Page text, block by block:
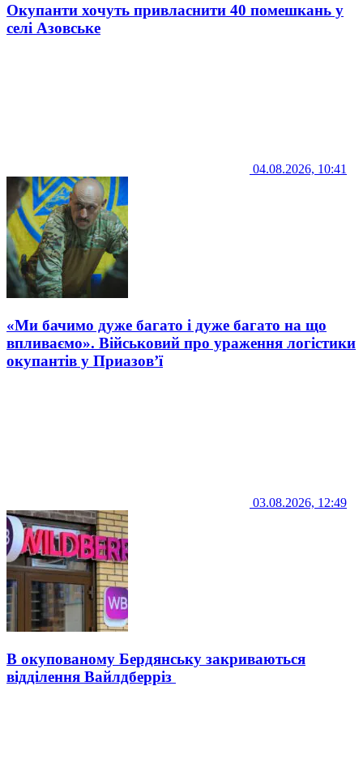
Окупанти хочуть привласнити 40 помешкань у
селі Азовське
04.08.2026, 10:41
«Ми бачимо дуже багато і дуже багато на що
впливаємо». Військовий про ураження логістики
окупантів у Приазов’ї
03.08.2026, 12:49
В окупованому Бердянську закриваються
відділення Вайлдберріз